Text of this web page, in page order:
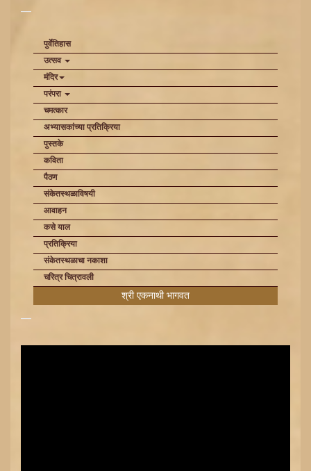
पुर्वेतिहास
उत्सव
मंदिर
परंपरा
चमत्कार
अभ्यासकांच्या प्रतिक्रिया
पुस्तके
कविता
पैठण
संकेतस्थळाविषयी
आवाहन
कसे याल
प्रतिक्रिया
संकेतस्थळाचा नकाशा
चरित्र चित्रावली
श्री एकनाथी भागवत